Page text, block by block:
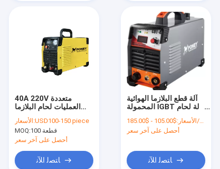
40A 220V متعددة
العمليات لحام البلازما
القاطع العاكس تكنولوجيا
IGBT الأسعار:USD100-150 piece
MOQ:
100 قطعة
أحصل على آخر سعر
ﺎﺘﺼﻟ ﺍﻶﻧ
آلة قطع البلازما الهوائية
المحمولة IGBT آلة لحام
الأسعار:$105.00 - $185.00/Sets
أحصل على آخر سعر
ﺎﺘﺼﻟ ﺍﻶﻧ